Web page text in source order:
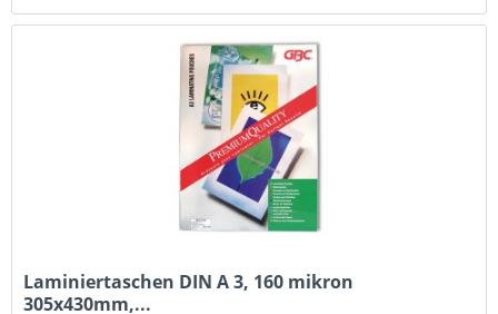
Laminiertaschen DIN A 3, 160 mikron
305x430mm,...